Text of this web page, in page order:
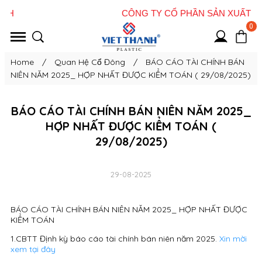
0
Home / Quan Hệ Cổ Đông /
BÁO CÁO TÀI CHÍNH BÁN
NIÊN NĂM 2025_ HỢP NHẤT ĐƯỢC KIỂM TOÁN ( 29/08/2025)
BÁO CÁO TÀI CHÍNH BÁN NIÊN NĂM 2025_
HỢP NHẤT ĐƯỢC KIỂM TOÁN (
29/08/2025)
29-08-2025
BÁO CÁO TÀI CHÍNH BÁN NIÊN NĂM 2025_ HỢP NHẤT ĐƯỢC
KIỂM TOÁN
1.CBTT Định kỳ báo cáo tài chính bán niên năm 2025. Xin mời
xem tại đây